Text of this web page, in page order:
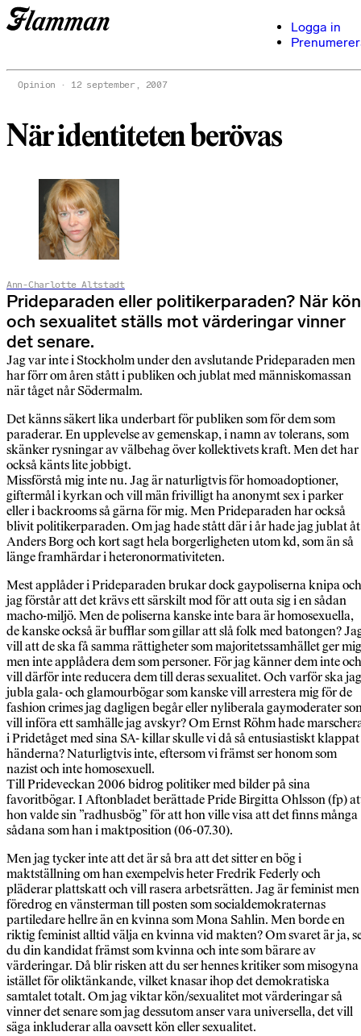
Logga in
Opinion 12 september, 2007
När identiteten berövas
Ann-Charlotte Altstadt
Prideparaden eller politikerparaden? När kön
och sexualitet ställs mot värderingar vinner
det senare.
Jag var inte i Stockholm under den avslutande Prideparaden men
har förr om åren stått i publiken och jublat med människomassan
när tåget når Södermalm.
Det känns säkert lika underbart för publiken som för dem som
paraderar. En upplevelse av gemenskap, i namn av tolerans, som
skänker rysningar av välbehag över kollektivets kraft. Men det har
också känts lite jobbigt.
Missförstå mig inte nu. Jag är naturligtvis för homoadoptioner,
giftermål i kyrkan och vill män frivilligt ha anonymt sex i parker
eller i backrooms så gärna för mig. Men Prideparaden har också
blivit politikerparaden. Om jag hade stått där i år hade jag jublat åt
Anders Borg och kort sagt hela borgerligheten utom kd, som än så
länge framhärdar i heteronormativiteten.
Mest applåder i Prideparaden brukar dock gaypoliserna knipa och
jag förstår att det krävs ett särskilt mod för att outa sig i en sådan
macho-miljö. Men de poliserna kanske inte bara är homosexuella,
de kanske också är bufflar som gillar att slå folk med batongen?
vill att de ska få samma rättigheter som majoritetssamhället ger
men inte applådera dem som personer. För jag känner dem inte och
vill därför inte reducera dem till deras sexualitet. Och varför ska jag
jubla gala- och glamourbögar som kanske vill arrestera mig för de
fashion crimes jag dagligen begår eller nyliberala gaymoderater
vill införa ett samhälle jag avskyr? Om Ernst Röhm hade
i Pridetåget med sina SA- killar skulle vi då så entusiastiskt klappat
händerna? Naturligtvis inte, eftersom vi främst ser honom som
nazist och inte homosexuell.
Till Prideveckan 2006 bidrog politiker med bilder på sina
favoritbögar. I Aftonbladet berättade Pride Birgitta Ohlsson (fp)
hon valde sin ”radhusbög” för att hon ville visa att det finns många
sådana som han i maktposition (06-07.30).
Men jag tycker inte att det är så bra att det sitter en bög i
maktställning om han exempelvis heter Fredrik Federly och
pläderar plattskatt och vill rasera arbetsrätten. Jag är feminist men
föredrog en vänsterman till posten som socialdemokraternas
partiledare hellre än en kvinna som Mona Sahlin. Men borde en
riktig feminist alltid välja en kvinna vid makten? Om svaret är ja,
du din kandidat främst som kvinna och inte som bärare av
värderingar. Då blir risken att du ser hennes kritiker som misogyna
istället för oliktänkande, vilket knasar ihop det demokratiska
samtalet totalt. Om jag viktar kön/sexualitet mot värderingar så
vinner det senare som jag dessutom anser vara universella, det vill
säga inkluderar alla oavsett kön eller sexualitet.